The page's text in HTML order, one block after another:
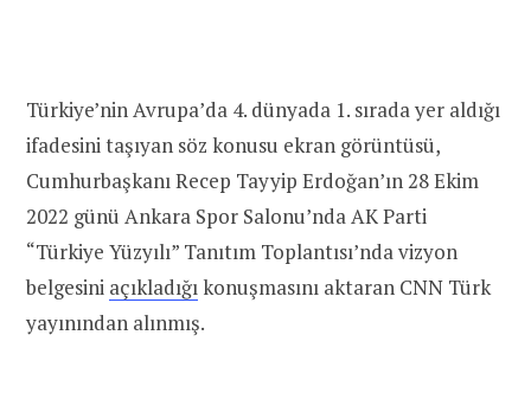
Türkiye’nin Avrupa’da 4. dünyada 1. sırada yer aldığı
ifadesini taşıyan söz konusu ekran görüntüsü,
Cumhurbaşkanı Recep Tayyip Erdoğan’ın 28 Ekim
2022 günü Ankara Spor Salonu’nda AK Parti
“Türkiye Yüzyılı” Tanıtım Toplantısı’nda vizyon
belgesini açıkladığıkonuşmasını aktaran CNN Türk
yayınından alınmış.